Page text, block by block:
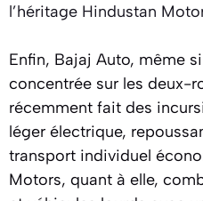
l’héritage Hindustan
Enfin, Bajaj Auto, même
concentrée sur les deux-
récemment fait des
léger électrique,
transport individuel
Motors, quant à elle,